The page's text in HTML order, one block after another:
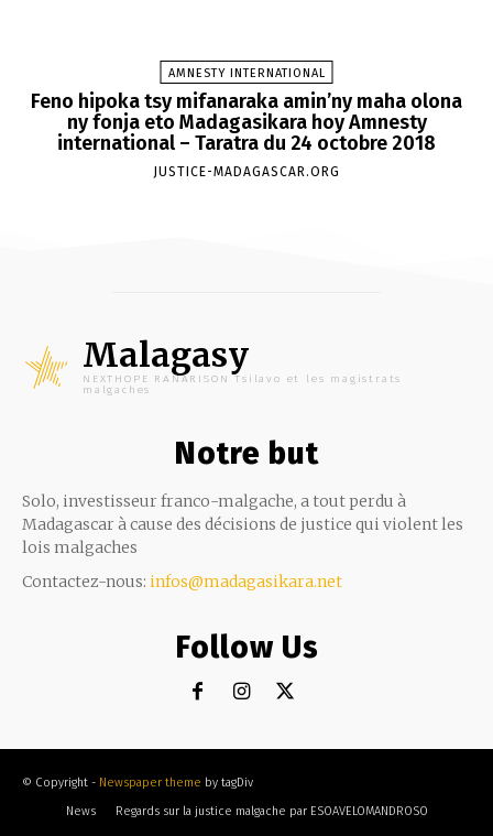
AMNESTY INTERNATIONAL
Feno hipoka tsy mifanaraka amin’ny maha olona
ny fonja eto Madagasikara hoy Amnesty
international – Taratra du 24 octobre 2018
JUSTICE-MADAGASCAR.ORG
Malagasy
NEXTHOPE RANARISON Tsilavo et les magistrats
malgaches
Notre but
Solo, investisseur franco-malgache, a tout perdu à
Madagascar à cause des décisions de justice qui violent les
lois malgaches
Contactez-nous: infos@madagasikara.net
Follow Us
© Copyright - Newspaper theme by tagDiv
News
Regards sur la justice malgache par ESOAVELOMANDROSO